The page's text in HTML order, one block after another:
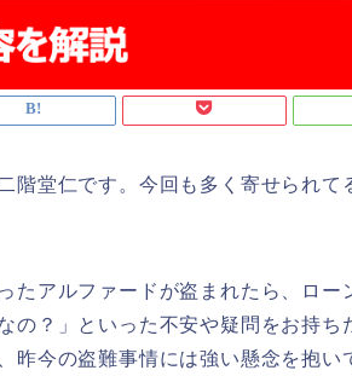
階堂仁です。今回も多く寄せられて
たアルファードが盗まれたら、ロー
？」といった不安や疑問をお持ち
今の盗難事情には強い懸念を抱い